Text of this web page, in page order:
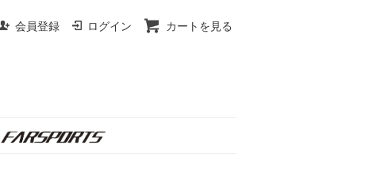
会員登録 ログイン カートを見る